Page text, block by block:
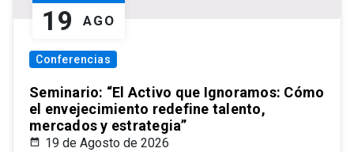
19 AGO
Conferencias
Seminario: “El Activo que Ignoramos: Cómo
el envejecimiento redefine talento,
mercados y estrategia”
19 de Agosto de 2026